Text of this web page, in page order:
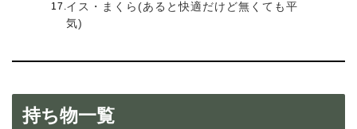
イス・まくら(あると快適だけど無くても平
気)
持ち物一覧